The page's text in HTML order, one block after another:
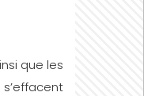
que les